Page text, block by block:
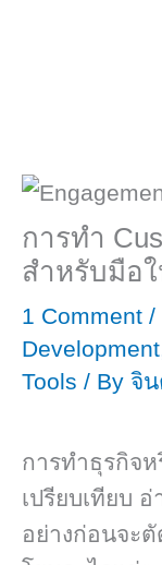
การทำ
สำหรับมือ
1 Comment /
Development
Tools / By จิ
การทำธุรกิจ
เปรียบเทียบ
อย่างก่อนจะ